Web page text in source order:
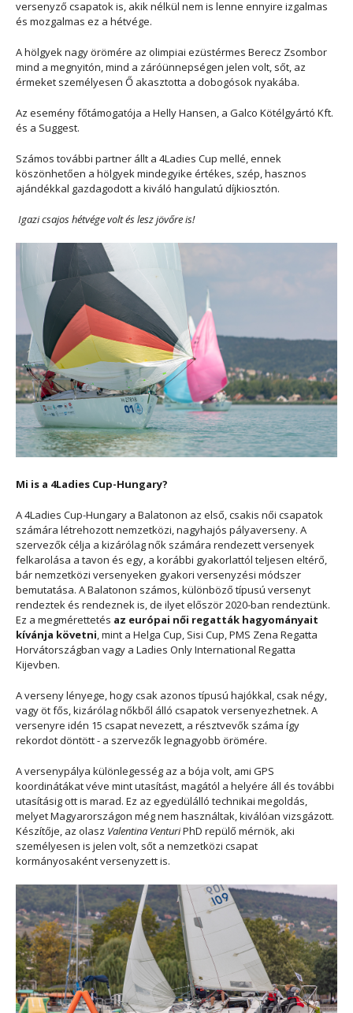
versenyző csapatok is, akik nélkül nem is lenne ennyire izgalmas
és mozgalmas ez a hétvége.
A hölgyek nagy örömére az olimpiai ezüstérmes Berecz Zsombor
mind a megnyitón, mind a záróünnepségen jelen volt, sőt, az
érmeket személyesen Ő akasztotta a dobogósok nyakába.
Az esemény főtámogatója a Helly Hansen, a Galco Kötélgyártó Kft.
és a Suggest.
Számos további partner állt a 4Ladies Cup mellé, ennek
köszönhetően a hölgyek mindegyike értékes, szép, hasznos
ajándékkal gazdagodott a kiváló hangulatú díjkiosztón.
Igazi csajos hétvége volt és lesz jövőre is!
Mi is a 4Ladies Cup-Hungary?
A 4Ladies Cup-Hungary a Balatonon az első, csakis női csapatok
számára létrehozott nemzetközi, nagyhajós pályaverseny. A
szervezők célja a kizárólag nők számára rendezett versenyek
felkarolása a tavon és egy, a korábbi gyakorlattól teljesen eltérő,
bár nemzetközi versenyeken gyakori versenyzési módszer
bemutatása. A Balatonon számos, különböző típusú versenyt
rendeztek és rendeznek is, de ilyet először 2020-ban rendeztünk.
Ez a megmérettetés az európai női regatták hagyományait
kívánja követni, mint a Helga Cup, Sisi Cup, PMS Zena Regatta
Horvátországban vagy a Ladies Only International Regatta
Kijevben.
A verseny lényege, hogy csak azonos típusú hajókkal, csak négy,
vagy öt fős, kizárólag nőkből álló csapatok versenyezhetnek. A
versenyre idén 15 csapat nevezett, a résztvevők száma így
rekordot döntött - a szervezők legnagyobb örömére.
A versenypálya különlegesség az a bója volt, ami GPS
koordinátákat véve mint utasítást, magától a helyére áll és további
utasításig ott is marad. Ez az egyedülálló technikai megoldás,
melyet Magyarországon még nem használtak, kiválóan vizsgázott.
Készítője, az olasz Valentina VenturiPhD repülő mérnök, aki
személyesen is jelen volt, sőt a nemzetközi csapat
kormányosaként versenyzett is.